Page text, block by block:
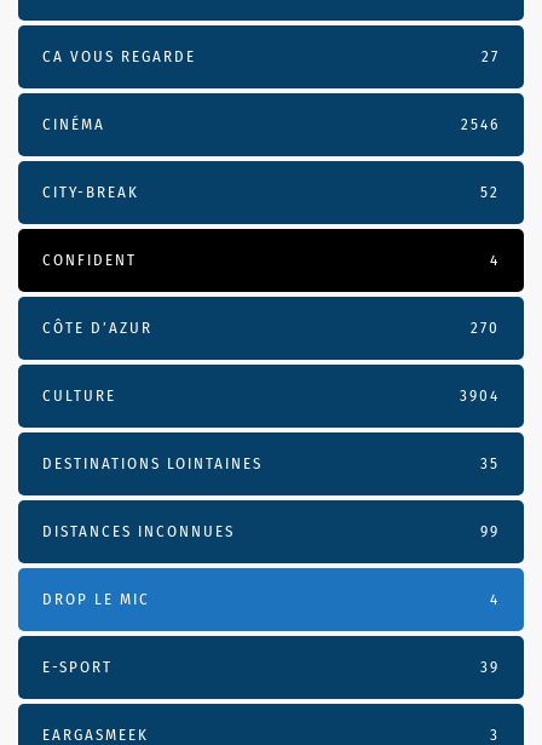
CA VOUS REGARDE 27
CINÉMA 2546
CITY-BREAK 52
CONFIDENT 4
CÔTE D’AZUR 270
CULTURE 3904
DESTINATIONS LOINTAINES 35
DISTANCES INCONNUES 99
DROP LE MIC 4
E-SPORT 39
EARGASMEEK 3